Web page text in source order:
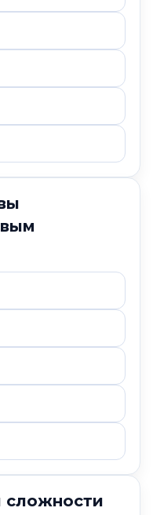
сложности